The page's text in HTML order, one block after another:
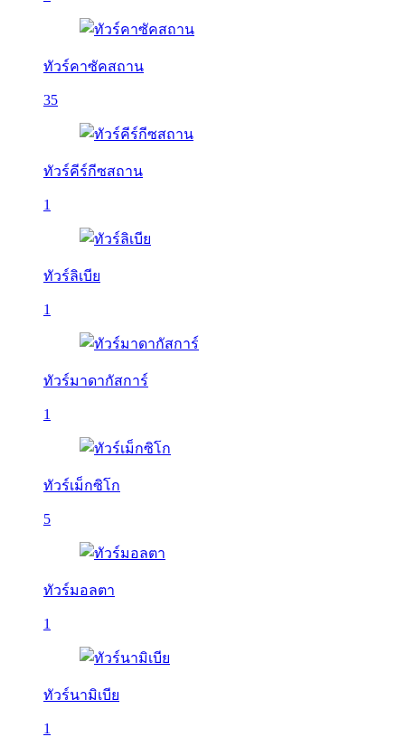
ทัวร์คาซัคสถาน
35
ทัวร์คีร์กีซสถาน
1
ทัวร์ลิเบีย
1
ทัวร์มาดากัสการ์
1
ทัวร์เม็กซิโก
5
ทัวร์มอลตา
1
ทัวร์นามิเบีย
1